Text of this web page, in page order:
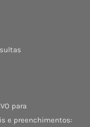
para
e preenchimentos: